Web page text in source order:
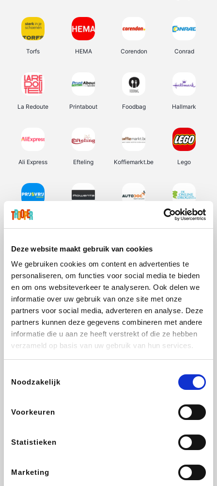
Deze website maakt gebruik van cookies
We gebruiken cookies om content en advertenties te
personaliseren, om functies voor social media te bieden
en om ons websiteverkeer te analyseren. Ook delen we
informatie over uw gebruik van onze site met onze
partners voor social media, adverteren en analyse. Deze
partners kunnen deze gegevens combineren met andere
informatie die u aan ze heeft verstrekt of die ze hebben
verzameld op basis van uw gebruik van hun services.
Noodzakelijk
Voorkeuren
Statistieken
Marketing
Torfs HEMA Corendon Conrad
La Redoute Printabout Foodbag Hallmark
Ali Express Efteling Koffiemarkt.be Lego
Prijsvrij De Online Drogist
Vidaxl Plopsa Lampenlicht.be Adidas
All Accor
DectDirect ZEB
SupraBazar